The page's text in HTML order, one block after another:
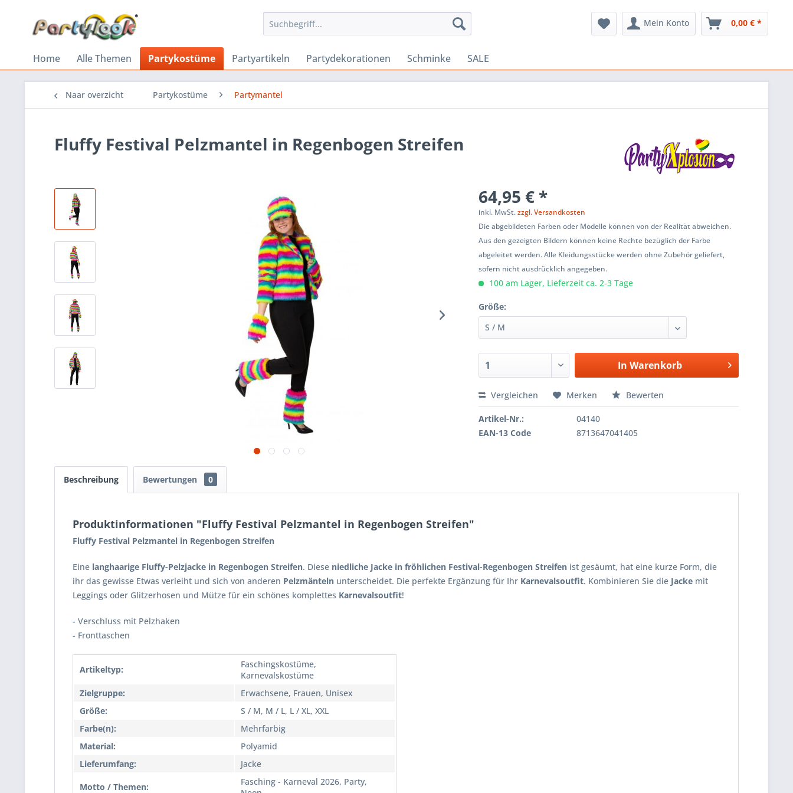
Mein Konto 0,00 € *
Home Alle Themen Partykostüme Partyartikeln Partydekorationen Schminke SALE
Naar overzicht Partykostüme Partymantel
Fluffy Festival Pelzmantel in Regenbogen Streifen
64,95 € *
inkl. MwSt.zzgl. Versandkosten
Die abgebildeten Farben oder Modelle können von der Realität abweichen.
Aus den gezeigten Bildern können keine Rechte bezüglich der Farbe
abgeleitet werden. Alle Kleidungsstücke werden ohne Zubehör geliefert,
sofern nicht ausdrücklich angegeben.
100 am Lager, Lieferzeit ca. 2-3 Tage
Größe:
In Warenkorb
Vergleichen Merken Bewerten
Artikel-Nr.:
04140
EAN-13 Code
8713647041405
Beschreibung Bewertungen 0
Produktinformationen "Fluffy Festival Pelzmantel in Regenbogen Streifen"
Fluffy Festival Pelzmantel in Regenbogen Streifen
Eine langhaarige Fluffy-Pelzjacke in Regenbogen Streifen. Diese niedliche Jacke in fröhlichen Festival-Regenbogen Streifen ist gesäumt, hat eine kurze Form, die
ihr das gewisse Etwas verleiht und sich von anderen Pelzmänteln unterscheidet. Die perfekte Ergänzung für Ihr Karnevalsoutfit. Kombinieren Sie die Jacke mit
Leggings oder Glitzerhosen und Mütze für ein schönes komplettes Karnevalsoutfit!
- Verschluss mit Pelzhaken
- Fronttaschen
Artikeltyp:
Faschingskostüme,
Karnevalskostüme
Zielgruppe:
Erwachsene, Frauen, Unisex
Größe:
S / M, M / L, L / XL, XXL
Farbe(n):
Mehrfarbig
Material:
Polyamid
Lieferumfang:
Jacke
Motto / Themen:
Fasching - Karneval 2026, Party,